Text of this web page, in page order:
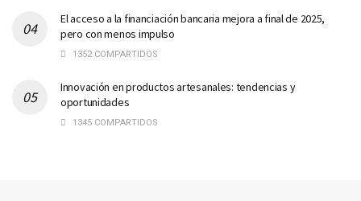
El acceso a la financiación bancaria mejora a final de 2025,
pero con menos impulso
1352 COMPARTIDOS
Innovación en productos artesanales: tendencias y
oportunidades
1345 COMPARTIDOS